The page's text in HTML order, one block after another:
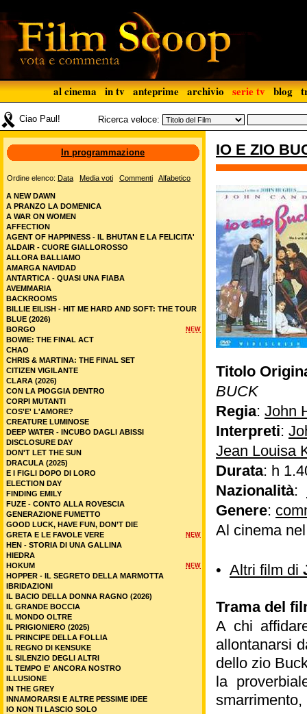
al cinema in tv anteprime archivio serie tv blog
Ciao Paul! Ricerca veloce:
IO E ZIO
Titolo
BUCK
Regia: John
Interpreti:
Jean Louisa
Durata: h
Nazionalità:
Genere:
Al cinema
• Altri film di
Trama del
A chi
allontanarsi
dello zio
la
In programmazione
Ordine elenco: Data Media voti Commenti Alfabetico
A NEW DAWN
A PRANZO LA DOMENICA
A WAR ON WOMEN
AFFECTION
AGENT OF HAPPINESS - IL BHUTAN E LA FELICITA'
ALDAIR - CUORE GIALLOROSSO
ALLORA BALLIAMO
AMARGA NAVIDAD
ANTARTICA - QUASI UNA FIABA
AVEMMARIA
BACKROOMS
BILLIE EILISH - HIT ME HARD AND SOFT: THE TOUR
BLUE (2026)
NEW
BORGO
BOWIE: THE FINAL ACT
CHAO
CHRIS & MARTINA: THE FINAL SET
CITIZEN VIGILANTE
CLARA (2026)
CON LA PIOGGIA DENTRO
CORPI MUTANTI
COS'E' L'AMORE?
CREATURE LUMINOSE
DEEP WATER - INCUBO DAGLI ABISSI
DISCLOSURE DAY
DON'T LET THE SUN
DRACULA (2025)
E I FIGLI DOPO DI LORO
ELECTION DAY
FINDING EMILY
FUZE - CONTO ALLA ROVESCIA
GENERAZIONE FUMETTO
GOOD LUCK, HAVE FUN, DON’T DIE
NEW
GRETA E LE FAVOLE VERE
HEN - STORIA DI UNA GALLINA
HIEDRA
NEW
HOKUM
HOPPER - IL SEGRETO DELLA MARMOTTA
IBRIDAZIONI
IL BACIO DELLA DONNA RAGNO (2026)
IL GRANDE BOCCIA
IL MONDO OLTRE
IL PRIGIONIERO (2025)
IL PRINCIPE DELLA FOLLIA
IL REGNO DI KENSUKE
IL SILENZIO DEGLI ALTRI
IL TEMPO E' ANCORA NOSTRO
ILLUSIONE
IN THE GREY
INNAMORARSI E ALTRE PESSIME IDEE
IO NON TI LASCIO SOLO